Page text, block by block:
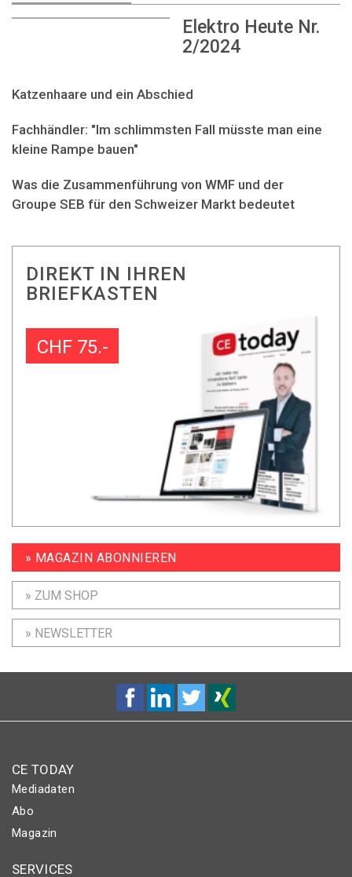
Elektro Heute Nr.
2/2024
Katzenhaare und ein Abschied
Fachhändler: "Im schlimmsten Fall müsste man eine
kleine Rampe bauen"
Was die Zusammenführung von WMF und der
Groupe SEB für den Schweizer Markt bedeutet
DIREKT IN IHREN
BRIEFKASTEN
CHF 75.-
» MAGAZIN ABONNIEREN
» ZUM SHOP
» NEWSLETTER
CE TODAY
Mediadaten
Abo
Magazin
SERVICES